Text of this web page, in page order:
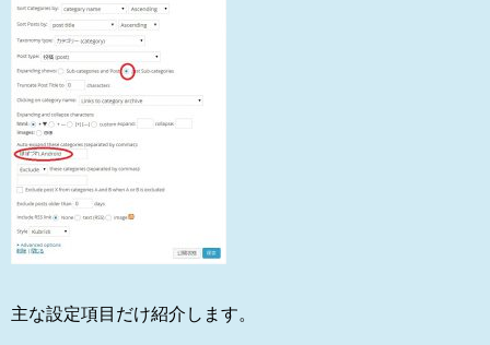
主な設定項目だけ紹介します。